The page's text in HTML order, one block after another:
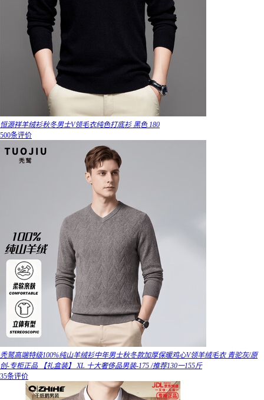
恒源祥羊绒衫秋冬男士V领毛衣纯色打底衫 黑色 180
500条评价
秃鹫高端特级100%纯山羊绒衫中年男士秋冬款加厚保暖鸡心V领羊绒毛衣 青驼灰/原
创-专柜正品 【礼盒装】 XL 十大奢侈品男装-175 /推荐130一155斤
35条评价